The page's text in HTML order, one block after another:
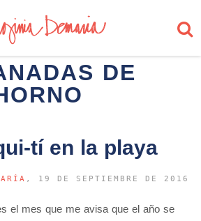
DE
tí en la playa
, 19 DE SEPTIEMBRE DE 2016
el mes que me avisa que el año se